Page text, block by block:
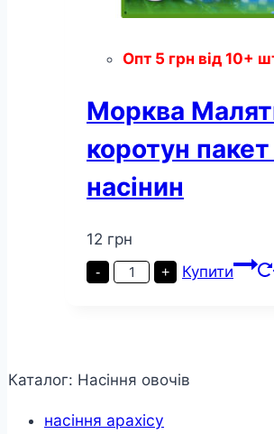
Опт 5 грн від 10+
Морква
коротун
насінин
12 грн
-
Морква
Малятко
+ Купити
Каталог: Насіння овочів
насіння арахісу